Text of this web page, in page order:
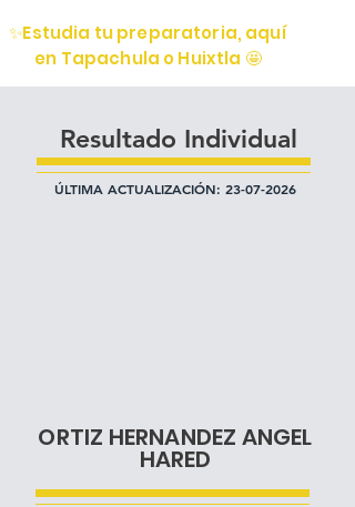
✨Estudia tu preparatoria, aquí
en Tapachula o Huixtla 🤩
Resultado Individual
ÚLTIMA ACTUALIZACIÓN: 23-07-2026
ORTIZ HERNANDEZ ANGEL
HARED